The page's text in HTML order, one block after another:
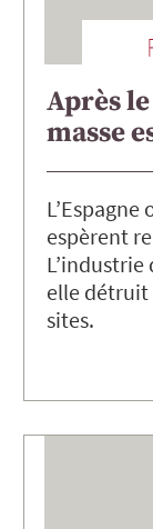
Après
masse
espèrent
elle détruit
sites.